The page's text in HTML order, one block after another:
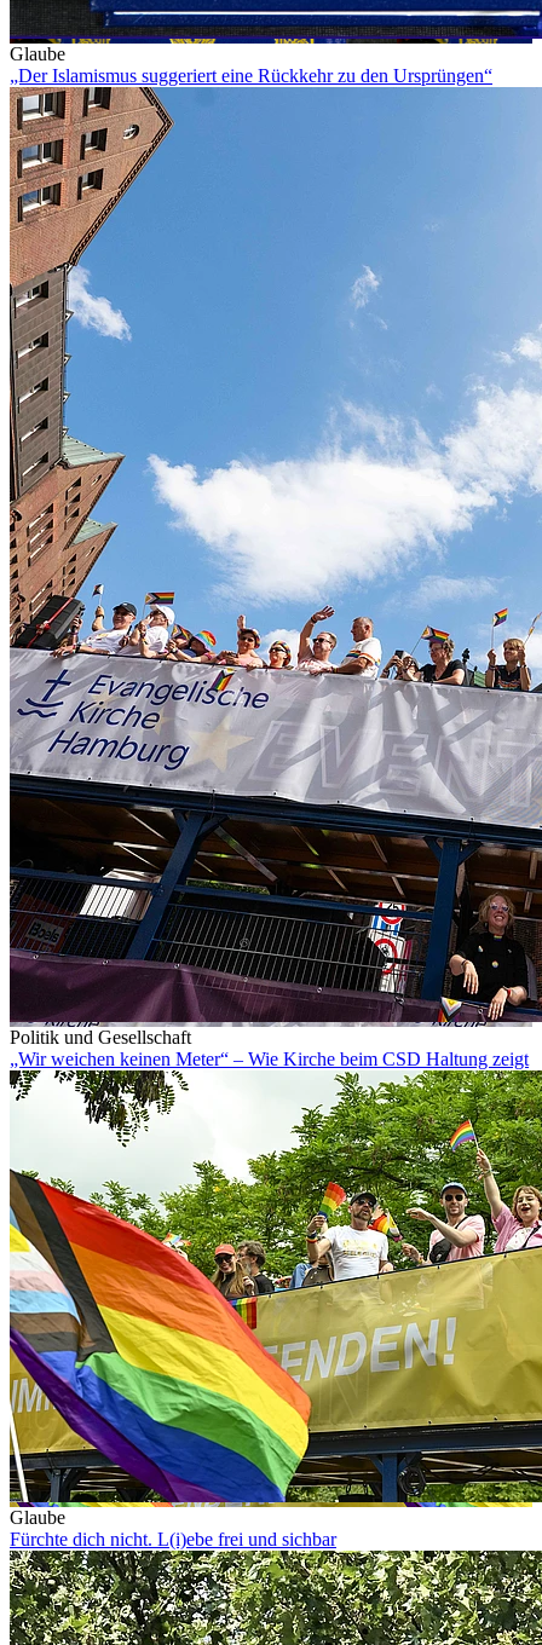
Glaube
„Der Islamismus suggeriert eine Rückkehr zu den Ursprüngen“
Politik und Gesellschaft
„Wir weichen keinen Meter“ – Wie Kirche beim CSD Haltung zeigt
Glaube
Fürchte dich nicht. L(i)ebe frei und sichbar